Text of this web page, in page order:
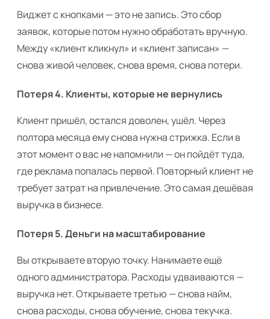
Виджет с кнопками — это не запись. Это сбор
заявок, которые потом нужно обработать вручную.
Между «клиент кликнул» и «клиент записан» —
снова живой человек, снова время, снова потери.
Потеря 4. Клиенты, которые не вернулись
Клиент пришёл, остался доволен, ушёл. Через
полтора месяца ему снова нужна стрижка. Если в
этот момент о вас не напомнили — он пойдёт туда,
где реклама попалась первой. Повторный клиент не
требует затрат на привлечение. Это самая дешёвая
выручка в бизнесе.
Потеря 5. Деньги на масштабирование
Вы открываете вторую точку. Нанимаете ещё
одного администратора. Расходы удваиваются —
выручка нет. Открываете третью — снова найм,
снова расходы, снова обучение, снова текучка.